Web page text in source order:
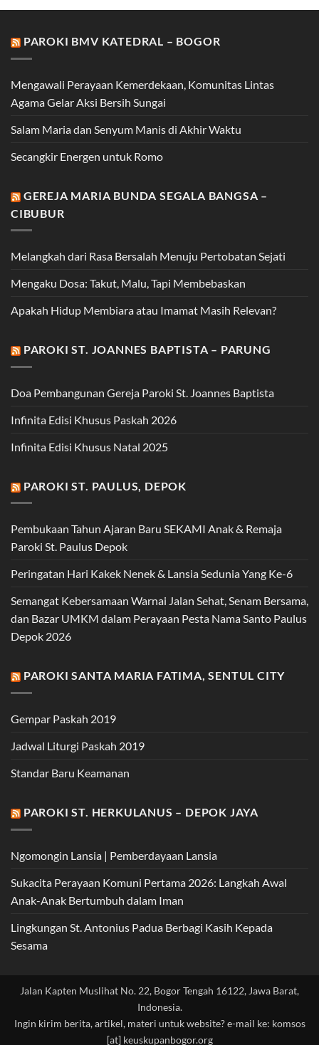
PAROKI BMV KATEDRAL – BOGOR
Mengawali Perayaan Kemerdekaan, Komunitas Lintas
Agama Gelar Aksi Bersih Sungai
Salam Maria dan Senyum Manis di Akhir Waktu
Secangkir Energen untuk Romo
GEREJA MARIA BUNDA SEGALA BANGSA –
CIBUBUR
Melangkah dari Rasa Bersalah Menuju Pertobatan Sejati
Mengaku Dosa: Takut, Malu, Tapi Membebaskan
Apakah Hidup Membiara atau Imamat Masih Relevan?
PAROKI ST. JOANNES BAPTISTA – PARUNG
Doa Pembangunan Gereja Paroki St. Joannes Baptista
Infinita Edisi Khusus Paskah 2026
Infinita Edisi Khusus Natal 2025
PAROKI ST. PAULUS, DEPOK
Pembukaan Tahun Ajaran Baru SEKAMI Anak & Remaja
Paroki St. Paulus Depok
Peringatan Hari Kakek Nenek & Lansia Sedunia Yang Ke-6
Semangat Kebersamaan Warnai Jalan Sehat, Senam Bersama,
dan Bazar UMKM dalam Perayaan Pesta Nama Santo Paulus
Depok 2026
PAROKI SANTA MARIA FATIMA, SENTUL CITY
Gempar Paskah 2019
Jadwal Liturgi Paskah 2019
Standar Baru Keamanan
PAROKI ST. HERKULANUS – DEPOK JAYA
Ngomongin Lansia | Pemberdayaan Lansia
Sukacita Perayaan Komuni Pertama 2026: Langkah Awal
Anak-Anak Bertumbuh dalam Iman
Lingkungan St. Antonius Padua Berbagi Kasih Kepada
Sesama
Jalan Kapten Muslihat No. 22, Bogor Tengah 16122, Jawa Barat,
Indonesia.
Ingin kirim berita, artikel, materi untuk website? e-mail ke: komsos
[at] keuskupanbogor.org